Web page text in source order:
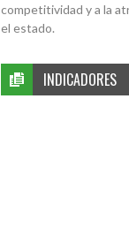
competitividad y a la
el estado.
INDICADORES